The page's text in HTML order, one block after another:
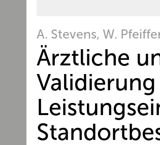
A. Stevens, W.
Ärztliche